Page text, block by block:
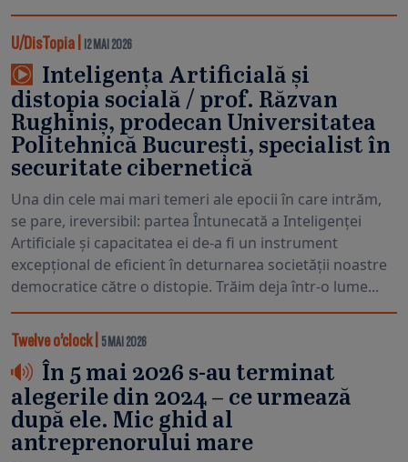
U/DisTopia 12 MAI 2026
Inteligența Artificială și
distopia socială / prof. Răzvan
Rughiniș, prodecan Universitatea
Politehnică București, specialist în
securitate cibernetică
Una din cele mai mari temeri ale epocii în care intrăm,
se pare, ireversibil: partea Întunecată a Inteligenței
Artificiale și capacitatea ei de-a fi un instrument
excepțional de eficient în deturnarea societății noastre
democratice către o distopie. Trăim deja într-o lume...
Twelve o’clock| 5 MAI 2026
În 5 mai 2026 s-au terminat
alegerile din 2024 – ce urmează
după ele. Mic ghid al
antreprenorului mare